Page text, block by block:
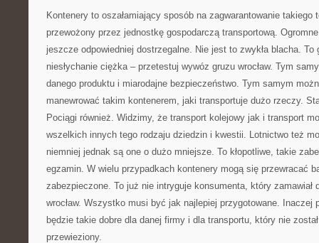
Kontenery to oszałamiający sposób na zagwarantowanie takiego
przewożony przez jednostkę gospodarczą transportową.
jeszcze odpowiedniej dostrzegalne. Nie jest to zwykła blacha.
niesłychanie ciężka – przetestuj wywóz gruzu wrocław. Tym
danego produktu i miarodajne bezpieczeństwo. Tym samym
manewrować takim kontenerem, jaki transportuje dużo rzeczy.
Pociągi również. Widzimy, że transport kolejowy jak i transport
wszelkich innych tego rodzaju dziedzin i kwestii. Lotnictwo też
niemniej jednak są one o dużo mniejsze. To kłopotliwe, takie
egzamin. W wielu przypadkach kontenery mogą się przewracać
zabezpieczone. To już nie intryguje konsumenta, który zamawiał
wrocław. Wszystko musi być jak najlepiej przygotowane. Inaczej
będzie takie dobre dla danej firmy i dla transportu, który nie
przewieziony.